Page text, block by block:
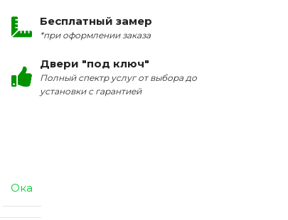
Бесплатный замер
*при оформлении заказа
Двери "под ключ"
Полный спектр услуг от выбора до
установки с гарантией
Ока